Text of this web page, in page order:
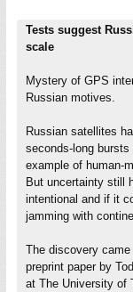
Tests suggest
scale
Mystery of GPS
Russian motives.
Russian satellites
seconds-long
example of human-
But uncertainty still
intentional and if it
jamming with
The discovery
preprint paper by
at The University of